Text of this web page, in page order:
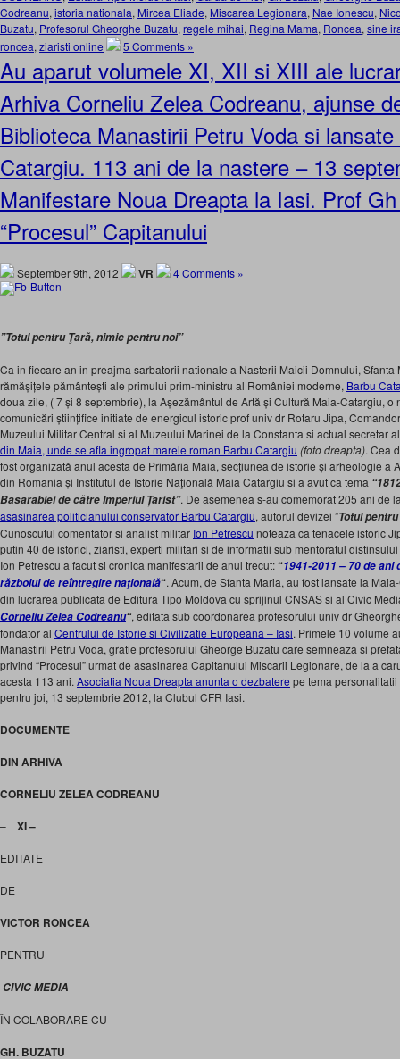
Codreanu, istoria nationala, Mircea Eliade, Miscarea Legionara, Nae Ionescu,
Buzatu, Profesorul Gheorghe Buzatu, regele mihai, Regina Mama, Roncea, sine
roncea, ziaristi online 5 Comments »
Au aparut volumele XI, XII si XIII ale
Arhiva Corneliu Zelea Codreanu, ajunse
Biblioteca Manastirii Petru Voda si
Catargiu. 113 ani de la nastere – 13
Manifestare Noua Dreapta la Iasi. Prof
“Procesul” Capitanului
September 9th, 2012 VR 4 Comments »
”Totul pentru Ţară, nimic pentru noi”
Ca in fiecare an in preajma sarbatorii nationale a Nasterii Maicii Domnului, Sfanta
rămășițele pământești ale primului prim-ministru al României moderne, Barbu
doua zile, ( 7 și 8 septembrie), la Așezământul de Artă și Cultură Maia-Catargiu,
comunicări științifice initiate de energicul istoric prof univ dr Rotaru Jipa,
Muzeului Militar Central si al Muzeului Marinei de la Constanta si actual secretar
din Maia, unde se afla ingropat marele roman Barbu Catargiu (foto dreapta). Cea
fost organizată anul acesta de Primăria Maia, secțiunea de istorie și arheologie a
din Romania și Institutul de Istorie Naţională Maia Catargiu si a avut ca tema
Basarabiei de către Imperiul Țarist”. De asemenea s-au comemorat 205 ani de
asasinarea politicianului conservator Barbu Catargiu, autorul devizei ”Totul
Cunoscutul comentator si analist militar Ion Petrescu noteaza ca tenacele istoric
putin 40 de istorici, ziaristi, experti militari si de informatii sub mentoratul
Ion Petrescu a facut si cronica manifestarii de anul trecut:“1941-2011 – 70 de
războiul de reîntregire naţională“. Acum, de Sfanta Maria, au fost lansate la
din lucrarea publicata de Editura Tipo Moldova cu sprijinul CNSAS si al Civic
Corneliu Zelea Codreanu“, editata sub coordonarea profesorului univ dr
fondator al Centrului de Istorie si Civilizatie Europeana – Iasi. Primele 10 volume
Manastirii Petru Voda, gratie profesorului Gheorge Buzatu care semneaza si
privind “Procesul” urmat de asasinarea Capitanului Miscarii Legionare, de la a
acesta 113 ani. Asociatia Noua Dreapta anunta o dezbatere pe tema
pentru joi, 13 septembrie 2012, la Clubul CFR Iasi.
DOCUMENTE
DIN ARHIVA
CORNELIU ZELEA CODREANU
– XI –
EDITATE
DE
VICTOR RONCEA
PENTRU
CIVIC MEDIA
ÎN COLABORARE CU
GH. BUZATU